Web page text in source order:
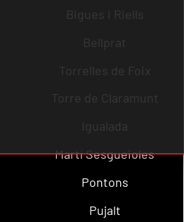
Bigues i Riells
Bellprat
Torrelles de Foix
Torre de Claramunt
Igualada
Martí Sesgueioles
Pontons
Pujalt